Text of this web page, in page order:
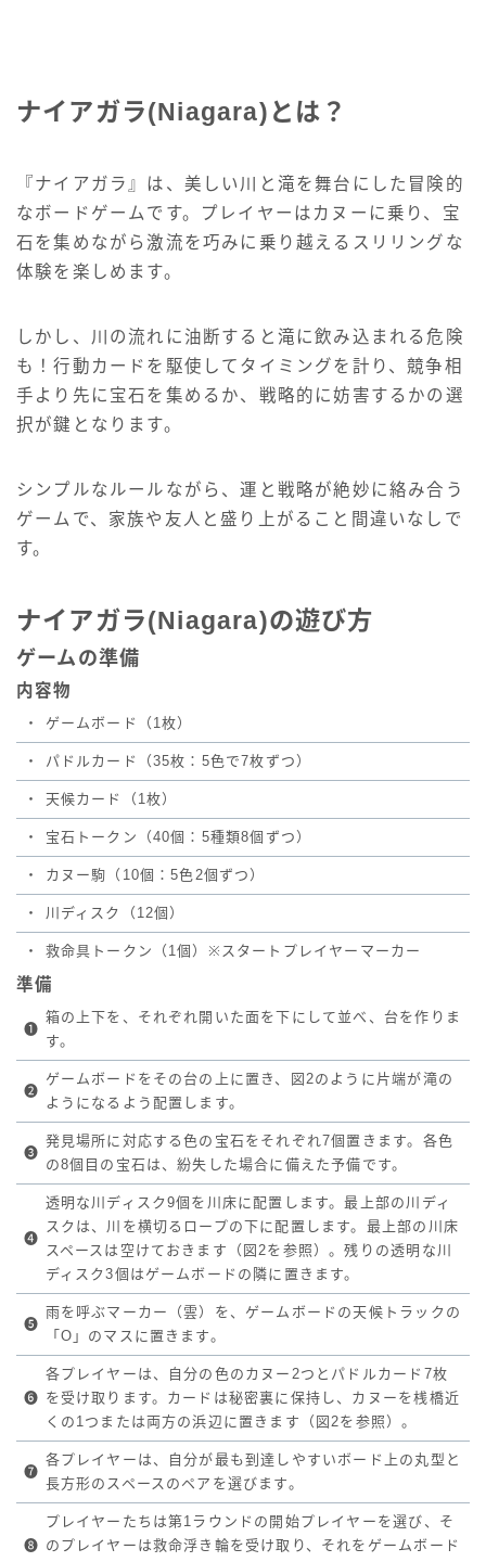
ナイアガラ(Niagara)とは？
『ナイアガラ』は、美しい川と滝を舞台にした冒険的
なボードゲームです。プレイヤーはカヌーに乗り、宝
石を集めながら激流を巧みに乗り越えるスリリングな
体験を楽しめます。
しかし、川の流れに油断すると滝に飲み込まれる危険
も！行動カードを駆使してタイミングを計り、競争相
手より先に宝石を集めるか、戦略的に妨害するかの選
択が鍵となります。
シンプルなルールながら、運と戦略が絶妙に絡み合う
ゲームで、家族や友人と盛り上がること間違いなしで
す。
ナイアガラ(Niagara)の遊び方
ゲームの準備
内容物
・ ゲームボード（1枚）
・ パドルカード（35枚：5色で7枚ずつ）
・ 天候カード（1枚）
・ 宝石トークン（40個：5種類8個ずつ）
・ カヌー駒（10個：5色2個ずつ）
・ 川ディスク（12個）
・ 救命具トークン（1個）※スタートプレイヤーマーカー
準備
❶
箱の上下を、それぞれ開いた面を下にして並べ、台を作りま
す。
❷
ゲームボードをその台の上に置き、図2のように片端が滝の
ようになるよう配置します。
❸
発見場所に対応する色の宝石をそれぞれ7個置きます。各色
の8個目の宝石は、紛失した場合に備えた予備です。
❹
透明な川ディスク9個を川床に配置します。最上部の川ディ
スクは、川を横切るロープの下に配置します。最上部の川床
スペースは空けておきます（図2を参照）。残りの透明な川
ディスク3個はゲームボードの隣に置きます。
❺
雨を呼ぶマーカー（雲）を、ゲームボードの天候トラックの
「O」のマスに置きます。
❻
各プレイヤーは、自分の色のカヌー2つとパドルカード7枚
を受け取ります。カードは秘密裏に保持し、カヌーを桟橋近
くの1つまたは両方の浜辺に置きます（図2を参照）。
❼
各プレイヤーは、自分が最も到達しやすいボード上の丸型と
長方形のスペースのペアを選びます。
❽
プレイヤーたちは第1ラウンドの開始プレイヤーを選び、そ
のプレイヤーは救命浮き輪を受け取り、それをゲームボード